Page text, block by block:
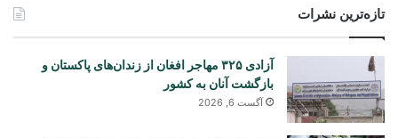
تازه‌ترین نشرات
آزادی ۳۲۵ مهاجر افغان از زندان‌های پاکستان و
بازگشت آنان به کشور
آگست 6, 2026